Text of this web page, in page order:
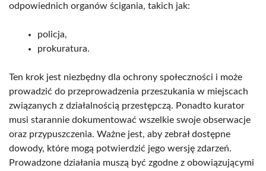
odpowiednich organów ścigania, takich jak:
policja,
prokuratura.
Ten krok jest niezbędny dla ochrony społeczności i może
prowadzić do przeprowadzenia przeszukania w miejscach
związanych z działalnością przestępczą. Ponadto kurator
musi starannie dokumentować wszelkie swoje obserwacje
oraz przypuszczenia. Ważne jest, aby zebrał dostępne
dowody, które mogą potwierdzić jego wersję zdarzeń.
Prowadzone działania muszą być zgodne z obowiązującymi